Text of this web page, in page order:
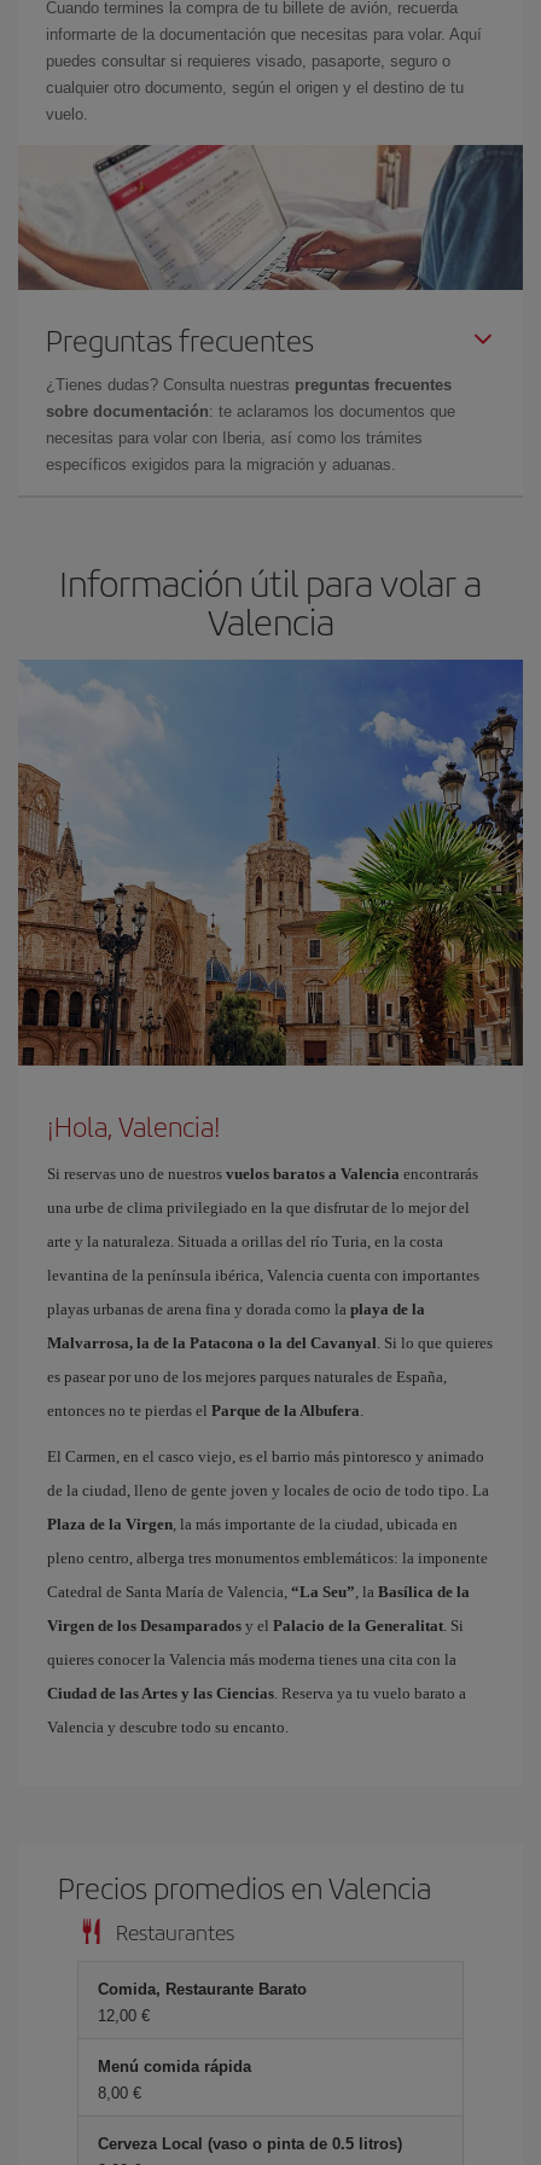
Cuando termines la compra de tu billete de avión, recuerda
informarte de la documentación que necesitas para volar. Aquí
puedes consultar si requieres visado, pasaporte, seguro o
cualquier otro documento, según el origen y el destino de tu
vuelo.
Preguntas frecuentes
¿Tienes dudas? Consulta nuestras preguntas frecuentes
sobre documentación: te aclaramos los documentos que
necesitas para volar con Iberia, así como los trámites
específicos exigidos para la migración y aduanas.
Información útil para volar a
Valencia
¡Hola, Valencia!
Si reservas uno de nuestros vuelos baratos a Valencia encontrarás
una urbe de clima privilegiado en la que disfrutar de lo mejor del
arte y la naturaleza. Situada a orillas del río Turia, en la costa
levantina de la península ibérica, Valencia cuenta con importantes
playas urbanas de arena fina y dorada como la playa de la
Malvarrosa, la de la Patacona o la del Cavanyal. Si lo que quieres
es pasear por uno de los mejores parques naturales de España,
entonces no te pierdas el Parque de la Albufera.
El Carmen, en el casco viejo, es el barrio más pintoresco y animado
de la ciudad, lleno de gente joven y locales de ocio de todo tipo. La
Plaza de la Virgen, la más importante de la ciudad, ubicada en
pleno centro, alberga tres monumentos emblemáticos: la imponente
Catedral de Santa María de Valencia, “La Seu”, la Basílica de la
Virgen de los Desamparados y el Palacio de la Generalitat. Si
quieres conocer la Valencia más moderna tienes una cita con la
Ciudad de las Artes y las Ciencias. Reserva ya tu vuelo barato a
Valencia y descubre todo su encanto.
Precios promedios en Valencia
Restaurantes
Comida, Restaurante Barato
12,00 €
Menú comida rápida
8,00 €
Cerveza Local (vaso o pinta de 0.5 litros)